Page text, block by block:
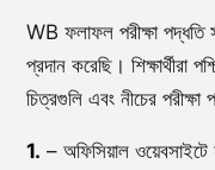
WB ফলাফল পরীক্ষা পদ্ধতি
প্রদান করেছি। শিক্ষার্থীরা
চিত্রগুলি এবং নীচের পরীক্ষা
1. – অফিসিয়াল